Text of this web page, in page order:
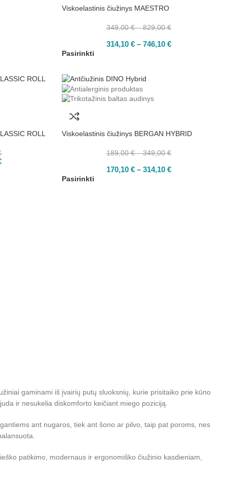
Viskoelastinis čiužinys MAESTRO
349,00€ – 829,00€
314,10 € – 746,10 €
Pasirinkti
ROLL Viskoelastinis čiužinys BERGAN HYBRID
189,00€ – 349,00€
170,10 € – 314,10 €
Pasirinkti
gaminami iš įvairių putų sluoksnių, kurie prisitaiko prie kūno
ir nesukelia diskomforto keičiant miego poziciją.
ant nugaros, tiek ant šono ar pilvo, taip pat poroms, nes
patikimo, modernaus ir ergonomiško čiužinio kasdieniam,